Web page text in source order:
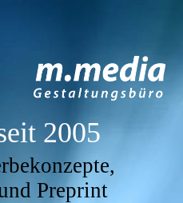
2005
Preprint